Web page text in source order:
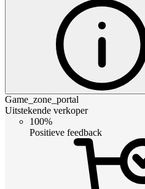
Game_zone_portal
Uitstekende verkoper
100%
Positieve feedback